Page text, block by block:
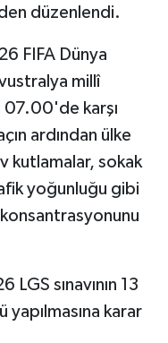
düzenlendi.
FIFA Dünya
millî
07.00'de karşı
ardından ülke
kutlamalar, sokak
yoğunluğu gibi
sınavının 13
karar